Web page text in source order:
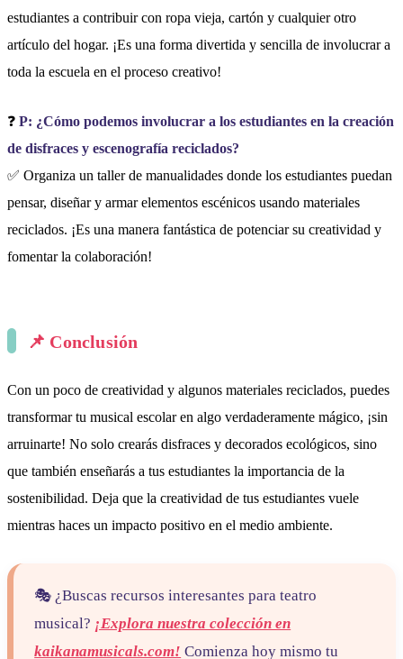
estudiantes a contribuir con ropa vieja, cartón y cualquier otro
artículo del hogar. ¡Es una forma divertida y sencilla de involucrar a
toda la escuela en el proceso creativo!
❓ P: ¿Cómo podemos involucrar a los estudiantes en la creación
de disfraces y escenografía reciclados?
✅ Organiza un taller de manualidades donde los estudiantes puedan
pensar, diseñar y armar elementos escénicos usando materiales
reciclados. ¡Es una manera fantástica de potenciar su creatividad y
fomentar la colaboración!
📌 Conclusión
Con un poco de creatividad y algunos materiales reciclados, puedes
transformar tu musical escolar en algo verdaderamente mágico, ¡sin
arruinarte! No solo crearás disfraces y decorados ecológicos, sino
que también enseñarás a tus estudiantes la importancia de la
sostenibilidad. Deja que la creatividad de tus estudiantes vuele
mientras haces un impacto positivo en el medio ambiente.
🎭 ¿Buscas recursos interesantes para teatro
musical? ¡Explora nuestra colección en
kaikanamusicals.com! Comienza hoy mismo tu